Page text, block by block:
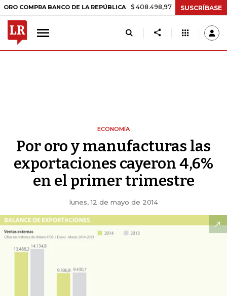
BANCO DE LA REPÚBLICA $ 408.498,97 +$ 8.753,81 +2,19%
SUSCRÍBASE
ECONOMÍA
Por oro y manufacturas las
exportaciones cayeron 4,6%
en el primer trimestre
lunes, 12 de mayo de 2014